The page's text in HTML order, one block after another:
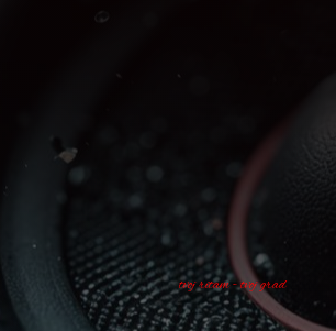
tvoj ritam - tvoj grad